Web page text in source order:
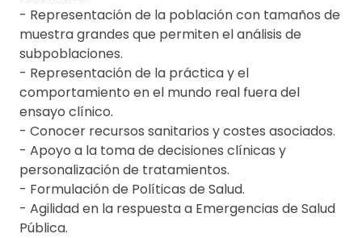
- Representación de la población con tamaños de
muestra grandes que permiten el análisis de
subpoblaciones.
- Representación de la práctica y el
comportamiento en el mundo real fuera del
ensayo clínico.
- Conocer recursos sanitarios y costes asociados.
- Apoyo a la toma de decisiones clínicas y
personalización de tratamientos.
- Formulación de Políticas de Salud.
- Agilidad en la respuesta a Emergencias de Salud
Pública.